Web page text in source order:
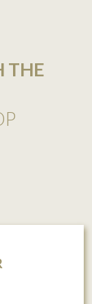
THE